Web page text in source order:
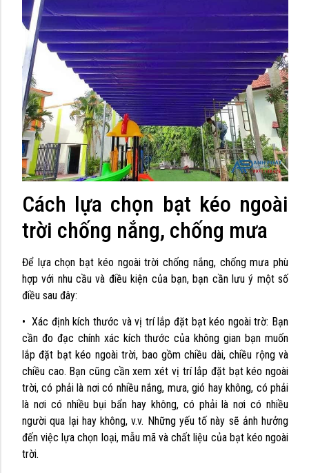
Cách lựa chọn bạt kéo ngoài
trời chống nắng, chống mưa
Để lựa chọn bạt kéo ngoài trời chống nắng, chống mưa phù
hợp với nhu cầu và điều kiện của bạn, bạn cần lưu ý một số
điều sau đây:
• Xác định kích thước và vị trí lắp đặt bạt kéo ngoài trờ: Bạn
cần đo đạc chính xác kích thước của không gian bạn muốn
lắp đặt bạt kéo ngoài trời, bao gồm chiều dài, chiều rộng và
chiều cao. Bạn cũng cần xem xét vị trí lắp đặt bạt kéo ngoài
trời, có phải là nơi có nhiều nắng, mưa, gió hay không, có phải
là nơi có nhiều bụi bẩn hay không, có phải là nơi có nhiều
người qua lại hay không, v.v. Những yếu tố này sẽ ảnh hưởng
đến việc lựa chọn loại, mẫu mã và chất liệu của bạt kéo ngoài
trời.